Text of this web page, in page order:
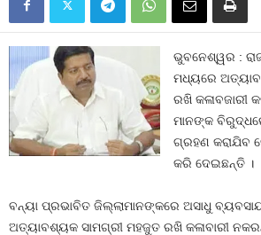
ଭୁବନେଶ୍ୱର :
ମଧ୍ୟରେ
ରଖି କଳାବଜାରୀ
ମାନଙ୍କ
ଗ୍ରହଣ କରାଯିବ
କରି ଦେଇଛନ୍ତି ।
ବନ୍ୟା ପ୍ରଭାବିତ ଜିଲ୍ଲାମାନଙ୍କରେ ଅସାଧୁ
ଅତ୍ୟାବଶ୍ୟକ ସାମଗ୍ରୀ ମହଜୁତ ରଖି କଳାବାରୀ